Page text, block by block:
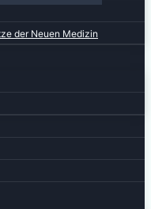
der Neuen Medizin